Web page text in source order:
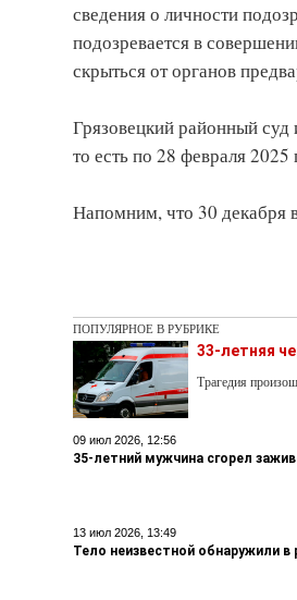
сведения о личности
подозревается в
скрыться от органов
Грязовецкий районный
то есть по 28 февраля 2025
Напомним, что 30 декабря
ПОПУЛЯРНОЕ В РУБРИКЕ
33-летняя
Трагедия
09 июл 2026, 12:56
35-летний мужчина сгорел
13 июл 2026, 13:49
Тело неизвестной обнаружили в